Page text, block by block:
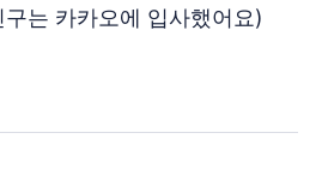
는 카카오에 입사했어요)